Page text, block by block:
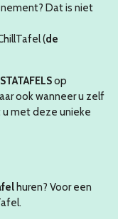
Dat is niet
(de
op
ook wanneer u zelf
met deze unieke
huren? Voor een